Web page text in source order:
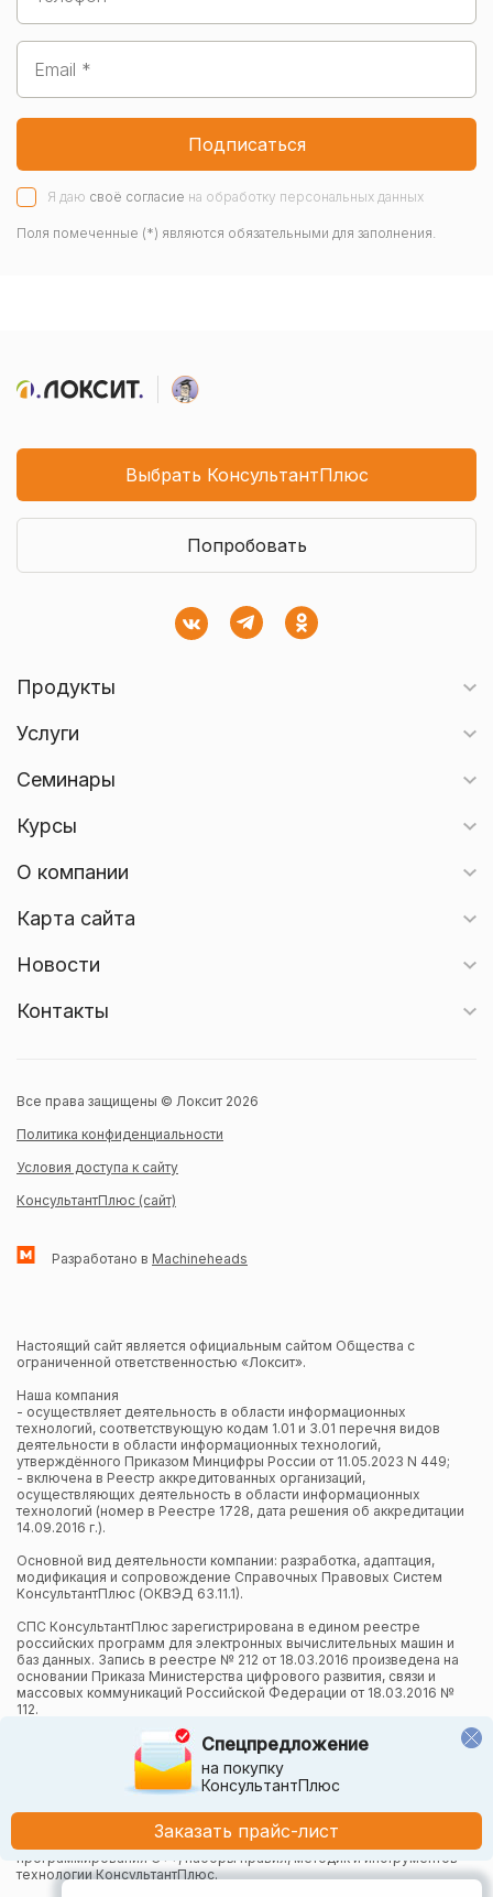
Подписаться
Я даю своё согласие на обработку персональных данных
Поля помеченные (*) являются обязательными для заполнения.
Выбрать КонсультантПлюс
Попробовать
Продукты
Услуги
Семинары
Курсы
О компании
Карта сайта
Новости
Контакты
Все права защищены © Локсит 2026
Политика конфиденциальности
Условия доступа к сайту
КонсультантПлюс (сайт)
Разработано в Machineheads
Настоящий сайт является официальным сайтом Общества с
ограниченной ответственностью «Локсит».
Наша компания
- осуществляет деятельность в области информационных
технологий, соответствующую кодам 1.01 и 3.01 перечня видов
деятельности в области информационных технологий,
утверждённого Приказом Минцифры России от 11.05.2023 N 449;
- включена в Реестр аккредитованных организаций,
осуществляющих деятельность в области информационных
технологий (номер в Реестре 1728, дата решения об аккредитации
14.09.2016 г.).
Основной вид деятельности компании: разработка, адаптация,
модификация и сопровождение Справочных Правовых Систем
КонсультантПлюс (ОКВЭД 63.11.1).
СПС КонсультантПлюс зарегистрирована в едином реестре
российских программ для электронных вычислительных машин и
баз данных. Запись в реестре № 212 от 18.03.2016 произведена на
основании Приказа Министерства цифрового развития, связи и
массовых коммуникаций Российской Федерации от 18.03.2016 №
112.
Компания осуществляет также и другие виды деятельности в
области информационных технологий.
Компания в рамках осуществления деятельности в области
информационных технологий (адаптация и модификация Систем
КонсультантПлюс) использует язык программирования Python,
СУБД, относящуюся к классу NoSQL-систем на языке
программирования C++, наборы правил, методик и инструментов
технологии КонсультантПлюс.
Спецпредложение
на покупку
КонсультантПлюс
Заказать прайс-лист